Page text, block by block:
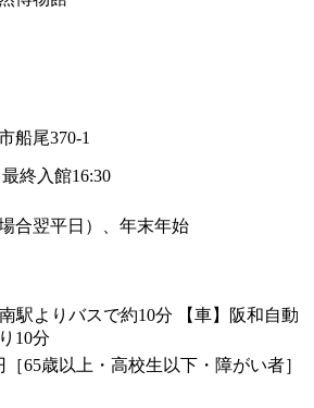
船尾370-1
終入館16:30
合翌平日）、年末年始
南駅よりバスで約10分 【車】阪和自動
10分
［65歳以上・高校生以下・障がい者］